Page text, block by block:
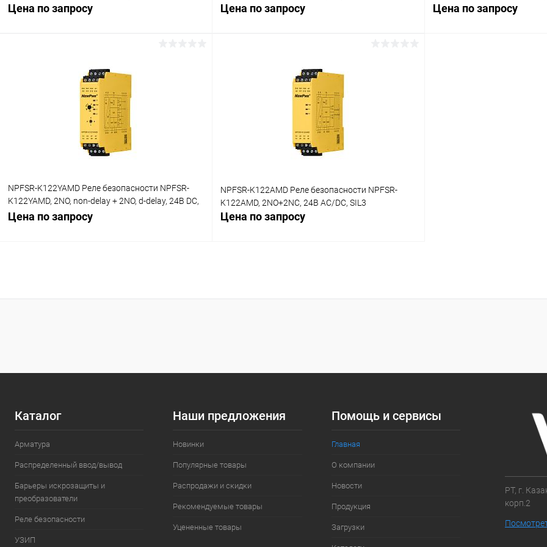
Цена по запросу
Запросить цену
Под заказ
Цена по запросу
Запросить цену
Под заказ
Цена по запросу
NPFSR-K122YAMD Реле безопасности NPFSR-
K122YAMD, 2NO, non-delay + 2NO, d-delay, 24В DC,
SIL3
Цена по запросу
NPFSR-K122AMD Реле безопасности NPFSR-
K122AMD, 2NO+2NC, 24В AC/DC, SIL3
Цена по запросу
Каталог
Арматура
Распределенный ввод/вывод
Барьеры искрозащиты и
преобразователи
Реле безопасности
УЗИП
Наши предложения
Новинки
Популярные товары
Распродажи и скидки
Рекомендуемые товары
Уцененные товары
Помощь и сервисы
Главная
О компании
Новости
Продукция
Загрузки
РТ, г.
корп.2